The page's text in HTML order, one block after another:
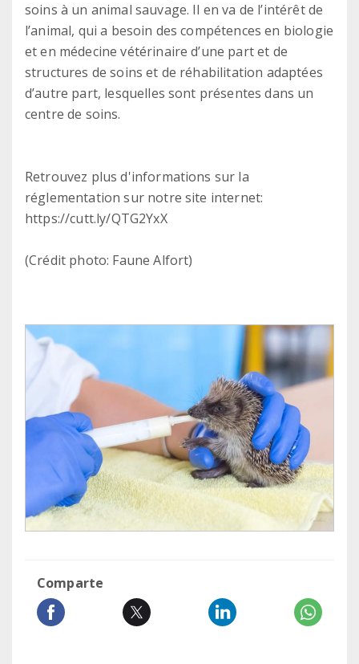
soins à un animal sauvage. Il en va de l’intérêt de
l’animal, qui a besoin des compétences en biologie
et en médecine vétérinaire d’une part et de
structures de soins et de réhabilitation adaptées
d’autre part, lesquelles sont présentes dans un
centre de soins.
Retrouvez plus d'informations sur la
réglementation sur notre site internet:
https://cutt.ly/QTG2YxX
(Crédit photo: Faune Alfort)
Comparte